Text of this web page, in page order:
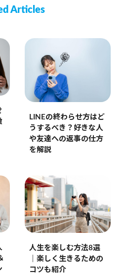
Articles
LINEの終わらせ方はど
うするべき？好きな人
や友達への返事の仕方
を解説
人生を楽しむ方法8選
｜楽しく生きるための
コツも紹介